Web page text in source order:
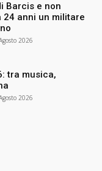
Barcis e non
24 anni un militare
2026
tra musica,
2026